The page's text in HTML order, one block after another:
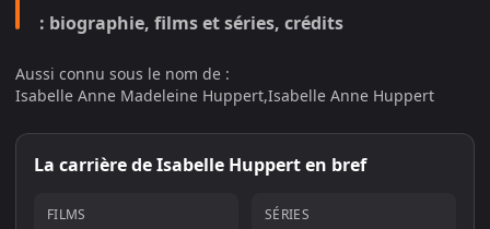
: biographie, films et séries, crédits
Aussi connu sous le nom de :
Isabelle Anne Madeleine Huppert,Isabelle Anne Huppert
La carrière deIsabelle Hupperten bref
FILMS SÉRIES